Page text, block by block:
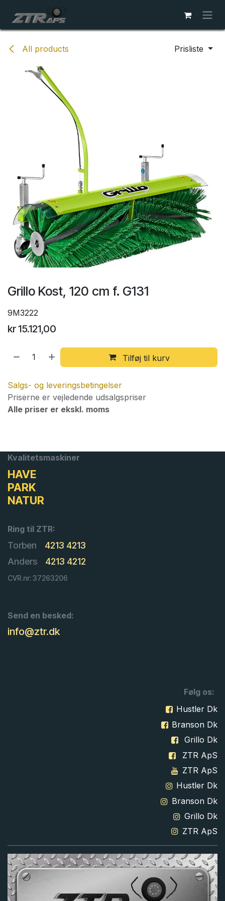
All products Prisliste
Grillo Kost, 120 cm f. G131
9M3222
kr15.121,00
Tilføj til kurv
Salgs- og leveringsbetingelser
Priserne er vejledende udsalgspriser
Alle priser er ekskl. moms
Kvalitetsmaskiner
HAVE
PARK
NATUR
Ring til ZTR:
Torben
4213 4213
Anders
4213 4212
CVR.nr: 37263206
Send en besked:
info@ztr.dk
Følg os:
Hustler Dk
Branson Dk
Grillo Dk
ZTR ApS
ZTR ApS
Hustler Dk
Branson Dk
Grillo Dk
ZTR ApS